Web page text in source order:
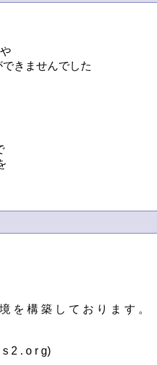
きませんでした
を 構 築 し て お り ま す 。
2 . o r g)